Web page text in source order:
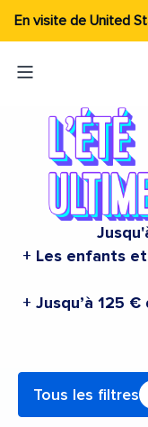
En visite de United
+ Les enfants
+ Jusqu’à 125
Tous les filtres